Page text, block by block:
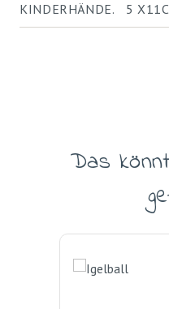
KINDERHÄNDE. 5
Produktgalerie
Das